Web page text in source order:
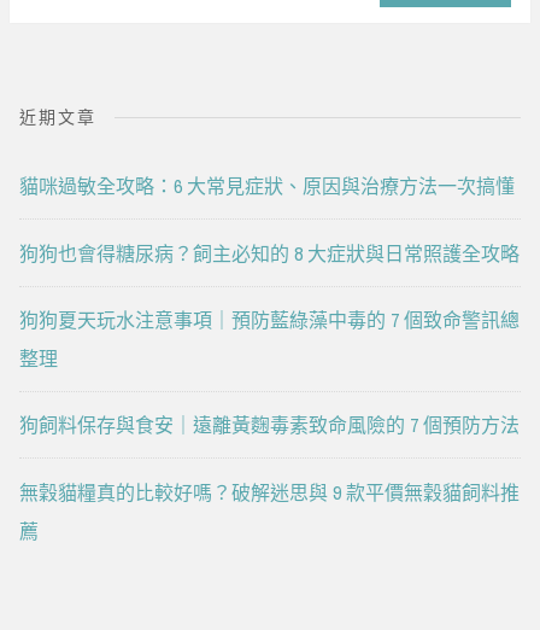
近期文章
貓咪過敏全攻略：6 大常見症狀、原因與治療方法一次搞懂
狗狗也會得糖尿病？飼主必知的 8 大症狀與日常照護全攻略
狗狗夏天玩水注意事項｜預防藍綠藻中毒的 7 個致命警訊總
整理
狗飼料保存與食安｜遠離黃麴毒素致命風險的 7 個預防方法
無穀貓糧真的比較好嗎？破解迷思與 9 款平價無穀貓飼料推
薦